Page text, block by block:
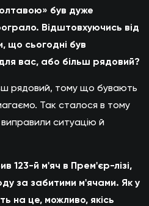
був дуже
Відштовхуючись від
що сьогодні був
вас, або більш рядовий?
рядовий, тому що бувають
Так сталося в тому
ситуацію й
123-й м'яч в Прем'єр-лізі,
за забитими м'ячами. Як у
на це, можливо, якісь